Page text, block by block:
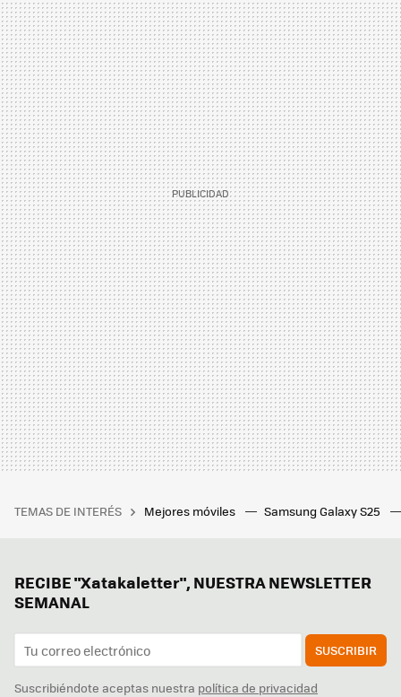
TEMAS DE INTERÉS Mejores móviles Samsung Galaxy S25
RECIBE "Xatakaletter", NUESTRA NEWSLETTER
SEMANAL
SUSCRIBIR
Suscribiéndote aceptas nuestra política de privacidad